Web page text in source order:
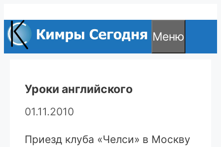
к
содержимому
Меню
Уроки английского
01.11.2010
Приезд клуба «Челси» в Москву